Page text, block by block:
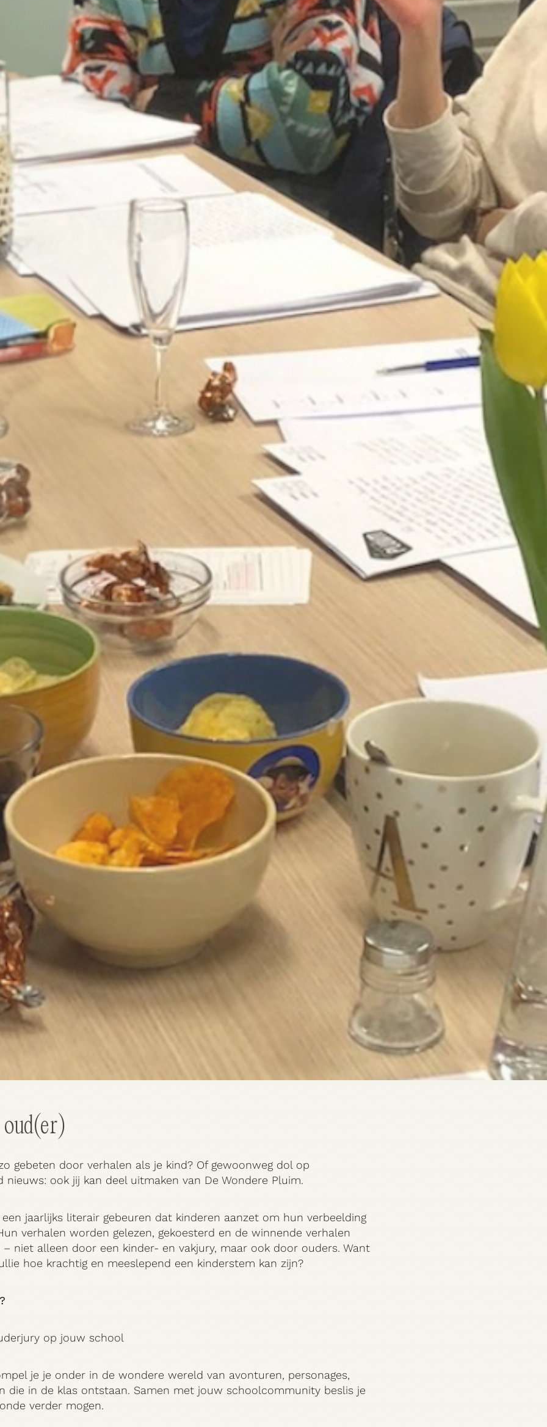
gebeten door verhalen als je kind? Of gewoonweg dol op
nieuws: ook jij kan deel uitmaken van De Wondere Pluim.
jaarlijks literair gebeuren dat kinderen aanzet om hun verbeelding
verhalen worden gelezen, gekoesterd en de winnende verhalen
niet alleen door een kinder- en vakjury, maar ook door ouders. Want
hoe krachtig en meeslepend een kinderstem kan zijn?
op jouw school
je je onder in de wondere wereld van avonturen, personages,
die in de klas ontstaan. Samen met jouw schoolcommunity beslis je
verder mogen.